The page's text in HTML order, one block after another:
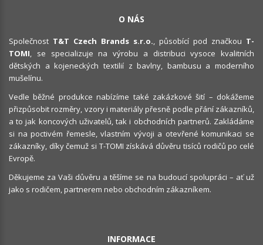
O NÁS
Společnost T&T Czech Brands s.r.o. , působící pod značkou T-
TOMI , se specializuje na výrobu a distribuci vysoce kvalitních
dětských a kojeneckých textilií z bavlny, bambusu a moderního
mušelínu.
Vedle běžné produkce nabízíme také zakázkové šití – dokážeme
přizpůsobit rozměry, vzory i materiály přesně podle přání zákazníků,
a to jak koncových uživatelů, tak i obchodních partnerů. Zakládáme
si na poctivém řemesle, vlastním vývoji a otevřené komunikaci se
zákazníky, díky čemuž si T-TOMI získává důvěru tisíců rodičů po celé
Evropě.
Děkujeme za Vaši důvěru a těšíme se na budoucí spolupráci – ať už
jako s rodičem, partnerem nebo obchodním zákazníkem.
INFORMACE